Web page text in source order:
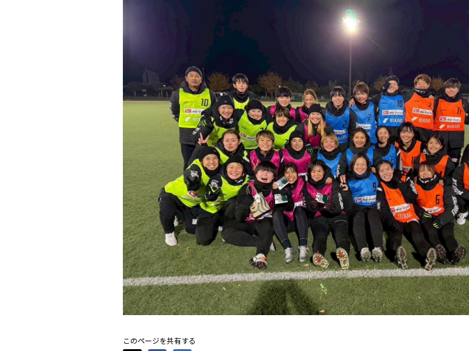
このページを共有する